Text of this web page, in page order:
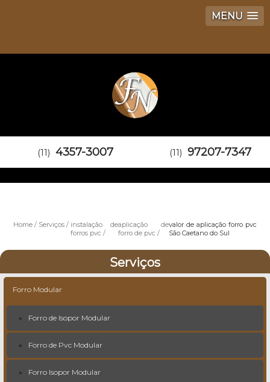
MENU
(11) 4357-3007 (11) 97207-7347
Home Serviços
instalação de
forros pvc
aplicação de
forro de pvc
valor de aplicação forro pvc
São Caetano do Sul
Serviços
Forro Modular
Forro de Isopor Modular
Forro de Pvc Modular
Forro Isopor Modular